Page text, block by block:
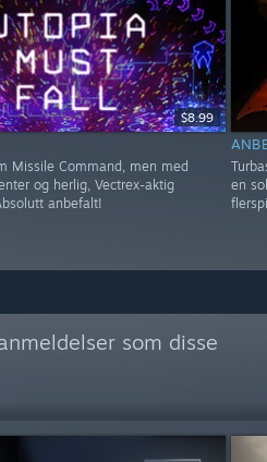
$8.99
Missile Command, men med
og herlig, Vectrex-aktig
anbefalt!
en
som disse